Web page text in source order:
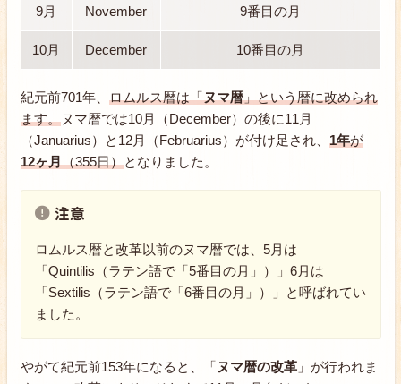
9月 November 9番目の月
10月 December 10番目の月
紀元前701年、 ロムルス暦は「ヌマ暦」という暦に改められ
ます。ヌマ暦では10月（December）の後に11月
（Januarius）と12月（Februarius）が付け足され、 1年が
12ヶ月（355日）となりました。
注意
ロムルス暦と改革以前のヌマ暦では、5月は
「Quintilis（ラテン語で「5番目の月」）」6月は
「Sextilis（ラテン語で「6番目の月」）」と呼ばれてい
ました。
やがて紀元前153年になると、「 ヌマ暦の改革」が行われま